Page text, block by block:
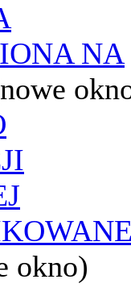
NA
okno)